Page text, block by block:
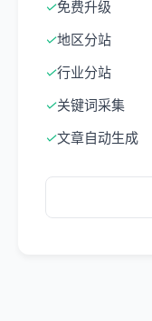
✓免费升级
✓地区分站
✓行业分站
✓关键词采集
✓文章自动生成